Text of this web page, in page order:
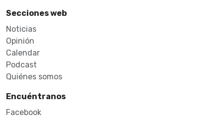
Secciones web
Noticias
Opinión
Calendar
Podcast
Quiénes somos
Encuéntranos
Facebook